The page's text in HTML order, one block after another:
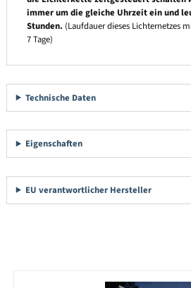
immer um die gleiche Uhrzeit ein und
Stunden. (Laufdauer dieses Lichternetzes
7 Tage)
Technische Daten
Eigenschaften
EU verantwortlicher Hersteller